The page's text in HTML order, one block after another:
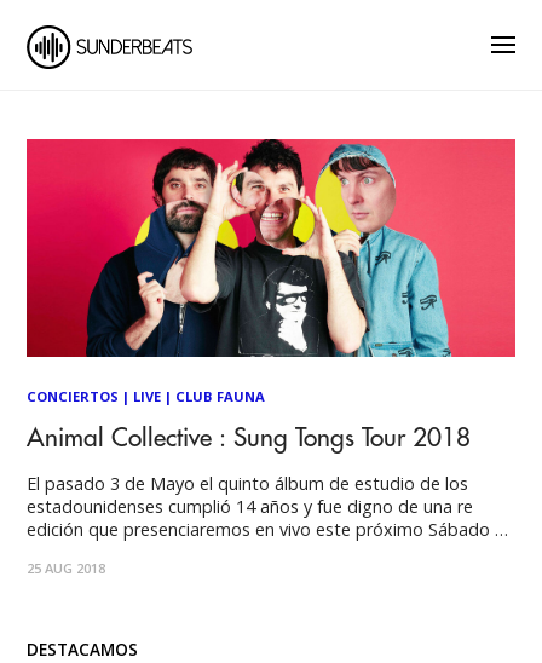
CONCIERTOS | LIVE | CLUB FAUNA
Animal Collective : Sung Tongs Tour 2018
El pasado 3 de Mayo el quinto álbum de estudio de los
estadounidenses cumplió 14 años y fue digno de una re
edición que presenciaremos en vivo este próximo Sábado 1
banda proveniente de Baltimore, ¨Maryland, Estados
25 AUG 2018
DESTACAMOS